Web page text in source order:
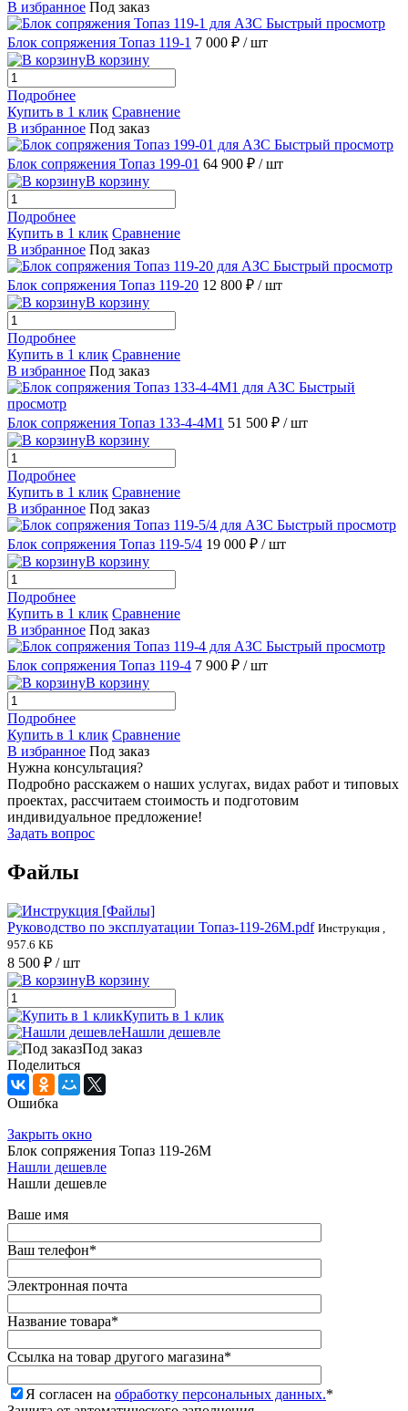
В избранное Под заказ
Быстрый просмотр
Блок сопряжения Топаз 119-1 7 000 ₽ / шт
В корзину
Подробнее
Купить в 1 клик Сравнение
В избранное Под заказ
Быстрый просмотр
Блок сопряжения Топаз 199-01 64 900 ₽ / шт
В корзину
Подробнее
Купить в 1 клик Сравнение
В избранное Под заказ
Быстрый просмотр
Блок сопряжения Топаз 119-20 12 800 ₽ / шт
В корзину
Подробнее
Купить в 1 клик Сравнение
В избранное Под заказ
Быстрый
просмотр
Блок сопряжения Топаз 133-4-4М1 51 500 ₽ / шт
В корзину
Подробнее
Купить в 1 клик Сравнение
В избранное Под заказ
Быстрый просмотр
Блок сопряжения Топаз 119-5/4 19 000 ₽ / шт
В корзину
Подробнее
Купить в 1 клик Сравнение
В избранное Под заказ
Быстрый просмотр
Блок сопряжения Топаз 119-4 7 900 ₽ / шт
В корзину
Подробнее
Купить в 1 клик Сравнение
В избранное Под заказ
Нужна консультация?
Подробно расскажем о наших услугах, видах работ и типовых
проектах, рассчитаем стоимость и подготовим
индивидуальное предложение!
Задать вопрос
Файлы
Руководство по эксплуатации Топаз-119-26М.pdf Инструкция ,
957.6 КБ
8 500 ₽ / шт
В корзину
Купить в 1 клик
Нашли дешевле
Под заказ
Поделиться
Ошибка
Закрыть окно
Блок сопряжения Топаз 119-26М
Нашли дешевле
Нашли дешевле
Ваше имя
Ваш телефон*
Электронная почта
Название товара*
Ссылка на товар другого магазина*
Я согласен на обработку персональных данных.*